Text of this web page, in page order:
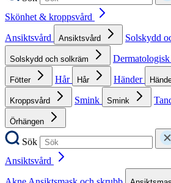
Skönhet & kroppsvård
Ansiktsvård
Ansiktsvård Solskydd
Solskydd och solkräm
Fötter Hår Hår Händer
Kroppsvård Smink Smink
Örhängen
Sök
Ansiktsvård